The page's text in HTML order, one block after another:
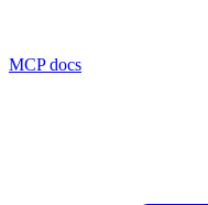
MCP docs